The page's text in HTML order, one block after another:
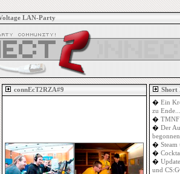
LAN-Party
connEcT2RZA#9
Short
� Ein
zu Ende...
� TMNF
� Der
� Steam
�
�
und